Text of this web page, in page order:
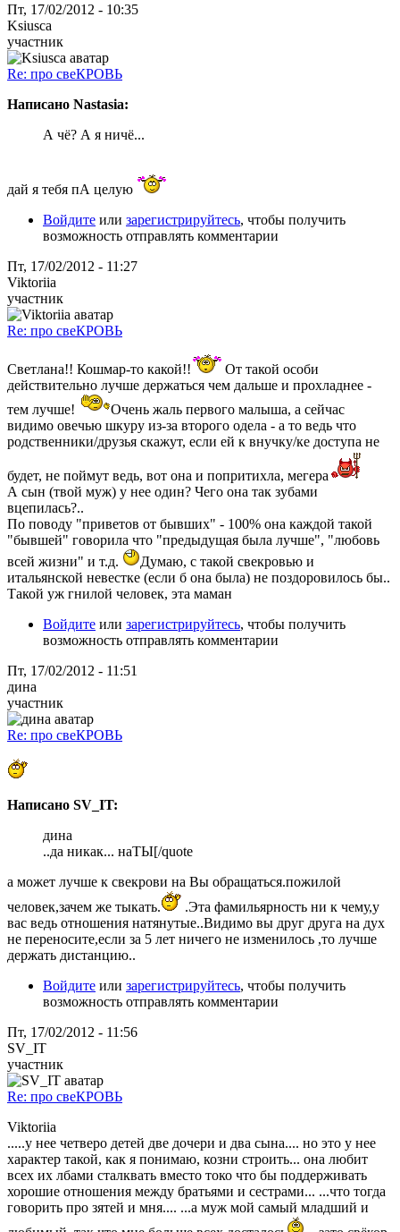
Пт, 17/02/2012 - 10:35
Ksiusca
участник
Re: про свеКРОВЬ
Написано Nastasia:
А чё? А я ничё...
дай я тебя пА целую
Войдите или зарегистрируйтесь, чтобы получить
возможность отправлять комментарии
Пт, 17/02/2012 - 11:27
Viktoriia
участник
Re: про свеКРОВЬ
Светлана!! Кошмар-то какой!!
От такой особи
действительно лучше держаться чем дальше и прохладнее -
тем лучше!
Очень жаль первого малыша, а сейчас
видимо овечью шкуру из-за второго одела - а то ведь что
родственники/друзья скажут, если ей к внучку/ке доступа не
будет, не поймут ведь, вот она и попритихла, мегера
А сын (твой муж) у нее один? Чего она так зубами
вцепилась?..
По поводу "приветов от бывших" - 100% она каждой такой
"бывшей" говорила что "предыдущая была лучше", "любовь
всей жизни" и т.д.
Думаю, с такой свекровью и
итальянской невестке (если б она была) не поздоровилось бы..
Такой уж гнилой человек, эта маман
Войдите или зарегистрируйтесь, чтобы получить
возможность отправлять комментарии
Пт, 17/02/2012 - 11:51
дина
участник
Re: про свеКРОВЬ
Написано SV_IT:
дина
..да никак... наТЫ[/quote
а может лучше к свекрови на Вы обращаться.пожилой
человек,зачем же тыкать.
.Эта фамильярность ни к чему,у
вас ведь отношения натянутые..Видимо вы друг друга на дух
не переносите,если за 5 лет ничего не изменилось ,то лучше
держать дистанцию..
Войдите или зарегистрируйтесь, чтобы получить
возможность отправлять комментарии
Пт, 17/02/2012 - 11:56
SV_IT
участник
Re: про свеКРОВЬ
Viktoriia
.....у нее четверо детей две дочери и два сына.... но это у нее
характер такой, как я понимаю, козни строить... она любит
всех их лбами сталквать вместо токо что бы поддерживать
хорошие отношения между братьями и сестрами... ...что тогда
говорить про зятей и мня.... ...а муж мой самый младший и